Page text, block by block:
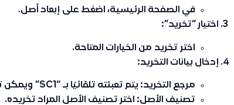
في الصفحة الرئيسية، اضغط على إبعاد أصل.
اختيار “تخريد”:
اختر تخريد من الخيارات المتاحة.
إدخال بيانات التخريد:
مرجع التخريد: يتم تعبئته تلقائيًا بـ “SC1”
ويمكن
تصنيف الأصل: اختر تصنيف الأصل المراد تخريده.